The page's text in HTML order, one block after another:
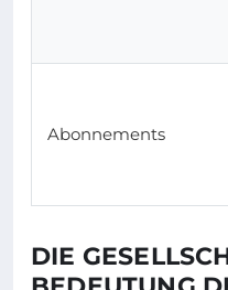
Abonnements
DIE